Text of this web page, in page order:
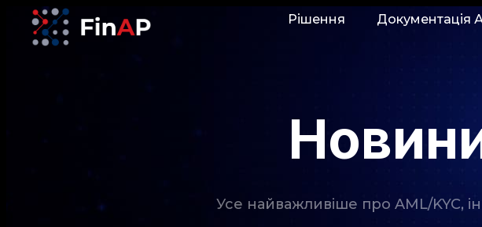
Рішення Документація
Усе найважливіше про AML/KYC,